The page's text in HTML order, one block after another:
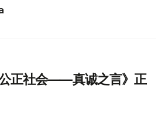
正社会——真诚之言》正